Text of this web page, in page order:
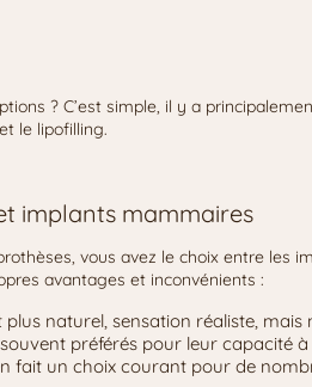
? C’est simple, il y a
le lipofilling.
implants mammaires
vous avez le choix entre les
avantages et inconvénients :
plus naturel, sensation réaliste,
préférés pour leur capacité
fait un choix courant pour de